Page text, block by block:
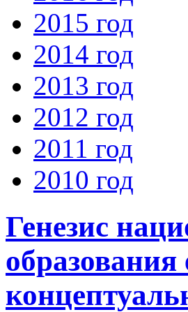
2015 год
2014 год
2013 год
2012 год
2011 год
2010 год
Генезис